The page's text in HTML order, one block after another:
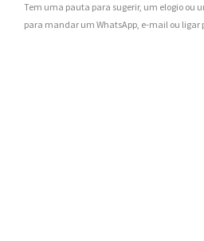
Tem uma pauta para sugerir, um elogio ou
para mandar um WhatsApp, e-mail ou